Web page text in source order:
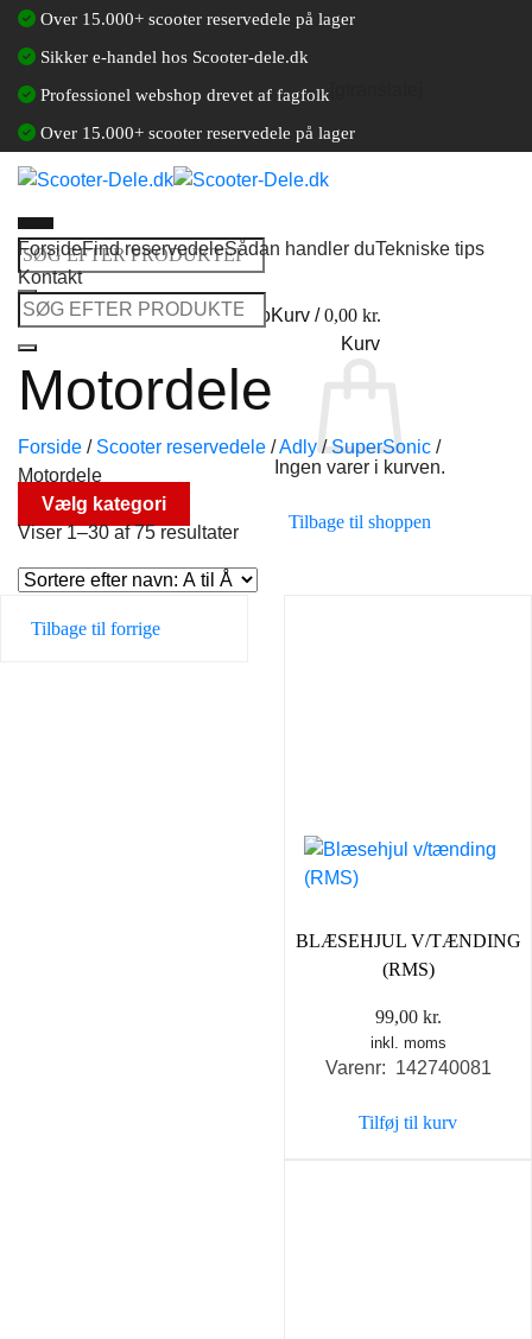
Fortsæt
indhold
Over 15.000+ scooter reservedele på lager
Sikker e-handel hos Scooter-dele.dk
Professionel webshop drevet af fagfolk
Over 15.000+ scooter reservedele på lager
Søg
efter:
Log ind / Opret en kundekontoKurv /0,00 kr.
Kurv
Ingen varer i kurven.
Tilbage til shoppen
ForsideFind reservedeleSådan handler duTekniske tips
Kontakt
Søg
efter:
Motordele
Forside / Scooter reservedele /Adly / SuperSonic /
Motordele
Vælg kategori
Viser 1–30 af 75 resultater
Tilbage til forrige
BLÆSEHJUL V/TÆNDING
(RMS)
99,00 kr.
inkl. moms
Varenr: 142740081
Tilføj til kurv